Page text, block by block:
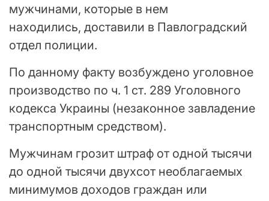
мужчинами, которые в нем
находились, доставили в Павлоградский
отдел полиции.
По данному факту возбуждено уголовное
производство по ч. 1 ст. 289 Уголовного
кодекса Украины (незаконное завладение
транспортным средством).
Мужчинам грозит штраф от одной тысячи
до одной тысячи двухсот необлагаемых
минимумов доходов граждан или